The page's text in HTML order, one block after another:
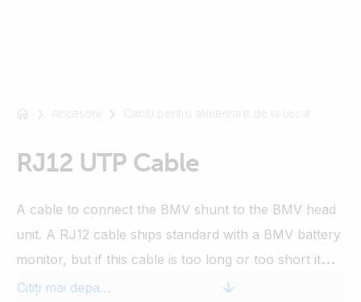
SmartSolar
Multiplus-
Orion
SmartShunt
Accesorii Cablu pentru alimentare de la uscat
RJ12 UTP Cable
A cable to connect the BMV shunt to the BMV head
unit. A RJ12 cable ships standard with a BMV battery
monitor, but if this cable is too long or too short it
can be replaced by one of these cables, lengths
Citiți mai departe